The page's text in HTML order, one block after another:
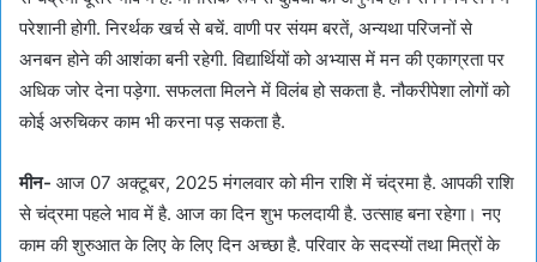
परेशानी होगी. निरर्थक खर्च से बचें. वाणी पर संयम बरतें, अन्यथा परिजनों से
अनबन होने की आशंका बनी रहेगी. विद्यार्थियों को अभ्यास में मन की एकाग्रता पर
अधिक जोर देना पड़ेगा. सफलता मिलने में विलंब हो सकता है. नौकरीपेशा लोगों को
कोई अरुचिकर काम भी करना पड़ सकता है.
मीन- आज 07 अक्टूबर, 2025 मंगलवार को मीन राशि में चंद्रमा है. आपकी राशि
से चंद्रमा पहले भाव में है. आज का दिन शुभ फलदायी है. उत्साह बना रहेगा। नए
काम की शुरुआत के लिए के लिए दिन अच्छा है. परिवार के सदस्यों तथा मित्रों के